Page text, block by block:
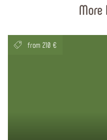
More
from 210 €